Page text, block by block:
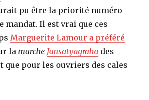
pu être la priorité numéro
mandat. Il est vrai que ces
Marguerite Lamour a préféré
la marche Jansatyagraha des
que pour les ouvriers des cales